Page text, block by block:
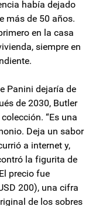
había dejado
más de 50 años.
en la casa
siempre en
Panini dejaría de
de 2030, Butler
“Es una
Deja un sabor
a internet y,
la figurita de
precio fue
200), una cifra
de los sobres